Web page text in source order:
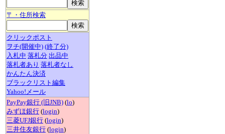
〒・住所検索
クリックポスト
ヲチ(開催中) (終了分)
入札中 落札分 出品中
落札者あり 落札者なし
かんたん決済
ブラックリスト編集
Yahoo!メール
PayPay銀行 (旧JNB) (lo)
みずほ銀行 (login)
三菱UFJ銀行 (login)
三井住友銀行 (login)